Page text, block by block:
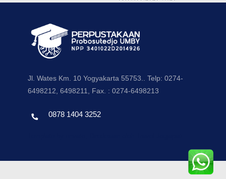
Jl. Wates Km. 10 Yogyakarta 55753.. Telp: 0274-
6498212, 6498211, Fax. : 0274-6498213
0878 1404 3252